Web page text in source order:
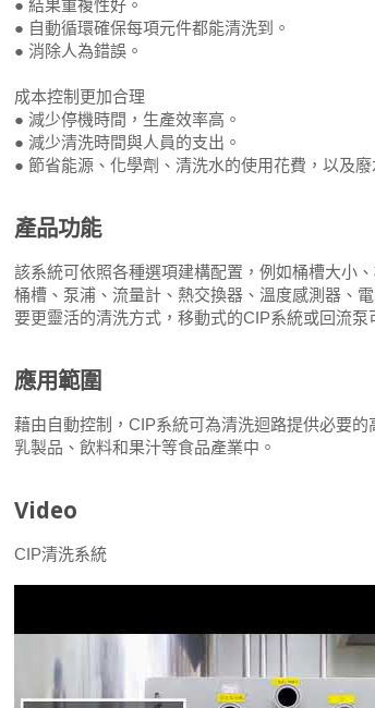
● 結果重複性好。
● 自動循環確保每項元件都能清洗到。
● 消除人為錯誤。
成本控制更加合理
● 減少停機時間，生產效率高。
● 減少清洗時間與人員的支出。
● 節省能源、化學劑、清洗水的使用花費，以及廢
產品功能
該系統可依照各種選項建構配置，例如桶槽大小
桶槽、泵浦、流量計、熱交換器、溫度感測器、
要更靈活的清洗方式，移動式的CIP系統或回流泵
應用範圍
藉由自動控制，CIP系統可為清洗迴路提供必要
乳製品、飲料和果汁等食品產業中。
Video
CIP清洗系統